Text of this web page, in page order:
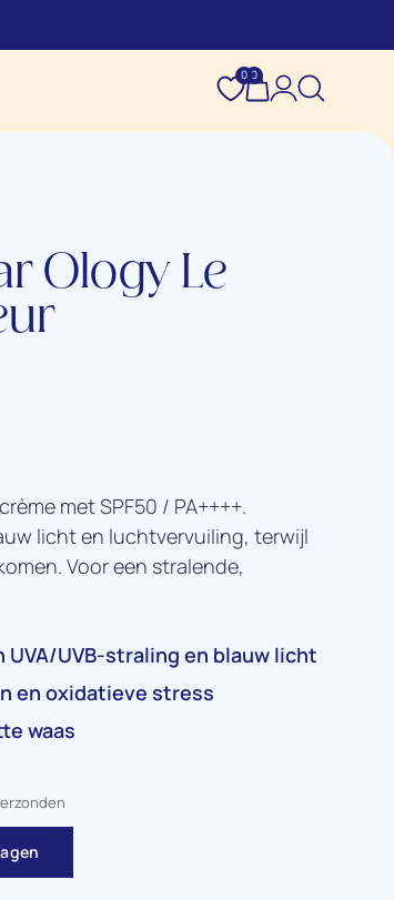
0 0
Ology Le
met SPF50 / PA++++.
licht en luchtvervuiling, terwijl
Voor een stralende,
UVB-straling en blauw licht
en oxidatieve stress
waas